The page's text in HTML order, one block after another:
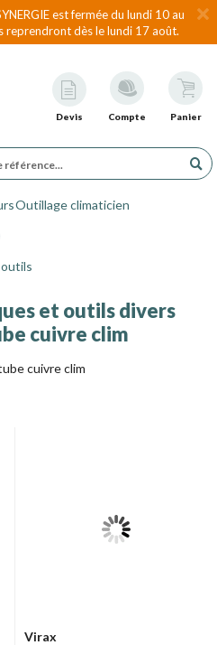
est fermée du lundi 10 au
reprendront dès le lundi 17 août.
Devis Compte Panier
Outillage climaticien
et outils divers
cuivre clim
cuivre clim
Virax